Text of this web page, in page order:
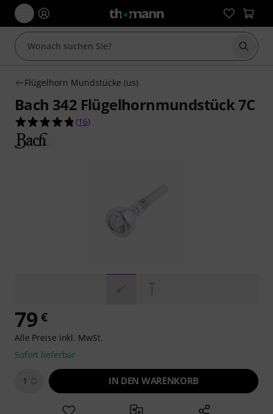
Suche
Flügelhorn Mundstücke (us)
Bach 342 Flügelhornmundstück 7C
4.8 von 5 Sternen aus 16 Kundenbewertungen
(16)
79 €
Alle Preise inkl. MwSt.
Sofort lieferbar
1 IN DEN WARENKORB